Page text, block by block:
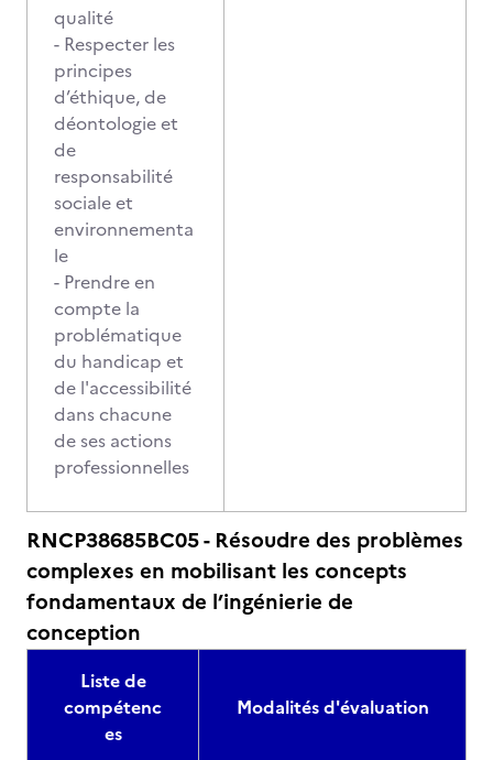
qualité
- Respecter les
principes
d’éthique, de
déontologie et
de
responsabilité
sociale et
environnementa
le
- Prendre en
compte la
problématique
du handicap et
de l'accessibilité
dans chacune
de ses actions
professionnelles
RNCP38685BC05 - Résoudre des problèmes
complexes en mobilisant les concepts
fondamentaux de l’ingénierie de
conception
Liste de
compétenc
es
Modalités d'évaluation